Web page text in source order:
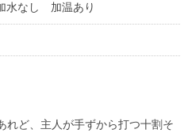
水なし 加温あり
ど、主人が手ずから打つ十割そ